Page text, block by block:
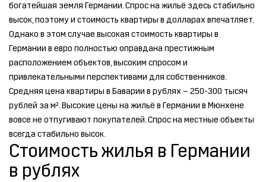
богатейшая земля Германии. Спрос на жильё здесь стабильно
высок, поэтому и стоимость квартиры в долларах впечатляет.
Однако в этом случае высокая стоимость квартиры в
Германии в евро полностью оправдана престижным
расположением объектов, высоким спросом и
привлекательными перспективами для собственников.
Средняя цена квартиры в Баварии в рублях – 250-300 тысяч
рублей за м². Высокие цены на жильё в Германии в Мюнхене
вовсе не отпугивают покупателей. Спрос на местные объекты
всегда стабильно высок.
Стоимость жилья в Германии
в рублях